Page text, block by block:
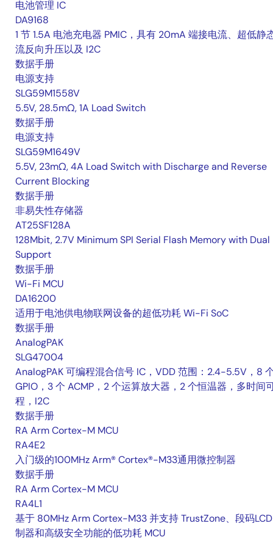
电池管理 IC
DA9168
1 节 1.5A 电池充电器 PMIC，具有 20mA 端接电流、超低静
流反向升压以及 I2C
数据手册
电源支持
SLG59M1558V
5.5V, 28.5mΩ, 1A Load Switch
数据手册
电源支持
SLG59M1649V
5.5V, 23mΩ, 4A Load Switch with Discharge and Reverse
Current Blocking
数据手册
非易失性存储器
AT25SF128A
128Mbit, 2.7V Minimum SPI Serial Flash Memory with Dual
Support
数据手册
Wi-Fi MCU
DA16200
适用于电池供电物联网设备的超低功耗 Wi-Fi SoC
数据手册
AnalogPAK
SLG47004
AnalogPAK 可编程混合信号 IC，VDD 范围：2.4-5.5V，8
GPIO，3 个 ACMP，2 个运算放大器，2 个恒温器，多时间
程，I2C
数据手册
RA Arm Cortex-M MCU
RA4E2
入门级的100MHz Arm® Cortex®-M33通用微控制器
数据手册
RA Arm Cortex-M MCU
RA4L1
基于 80MHz Arm Cortex-M33 并支持 TrustZone、段码
制器和高级安全功能的低功耗 MCU